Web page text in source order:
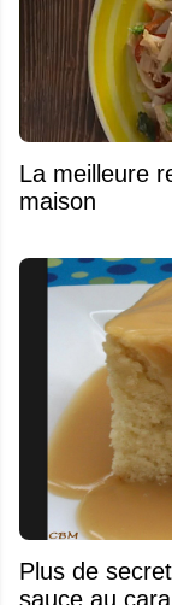
La meilleure
maison
Plus de
sauce au